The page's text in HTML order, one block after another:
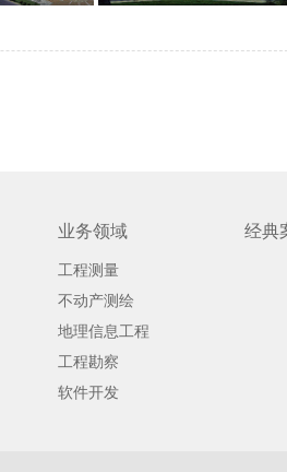
业务领域
工程测量
不动产测绘
地理信息工程
工程勘察
软件开发
经典